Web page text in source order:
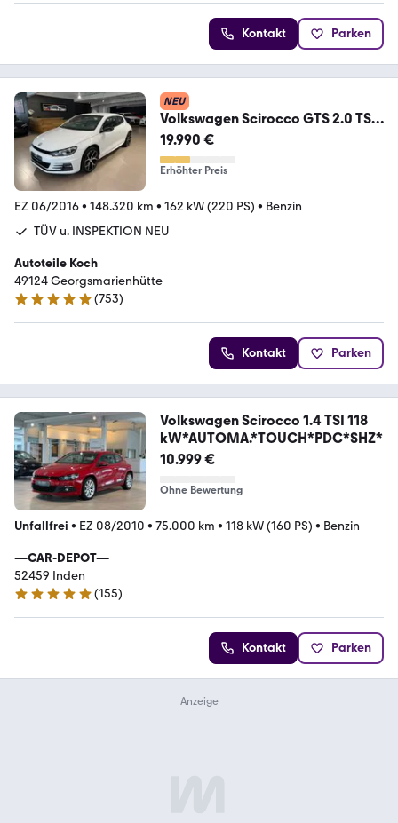
Kontakt Parken
NEU
Volkswagen Scirocco GTS 2.0 TSI
DSG NAVI XENON KEYLESS ORIG
19.990 €
Erhöhter Preis
EZ 06/2016• 148.320 km • 162 kW (220 PS) • Benzin
TÜV u. INSPEKTION NEU
Autoteile Koch
49124 Georgsmarienhütte
4.9 Sterne
(753)
Kontakt Parken
Volkswagen Scirocco 1.4 TSI 118
kW*AUTOMA.*TOUCH*PDC*SHZ*
10.999 €
Ohne Bewertung
Unfallfrei • EZ 08/2010 • 75.000 km • 118 kW (160 PS) • Benzin
—CAR-DEPOT—
52459 Inden
4.9 Sterne
(155)
Kontakt Parken